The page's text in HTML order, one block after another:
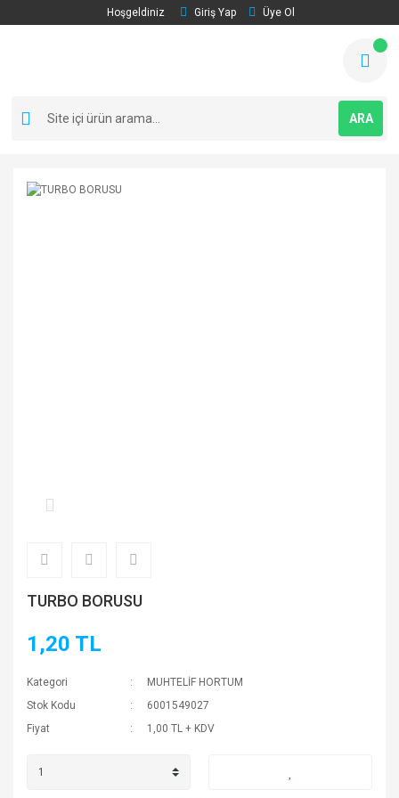
Hoşgeldiniz Giriş Yap Üye Ol
ARA
TURBO BORUSU
1,20 TL
Kategori
MUHTELİF HORTUM
Stok Kodu
6001549027
Fiyat
1,00 TL + KDV